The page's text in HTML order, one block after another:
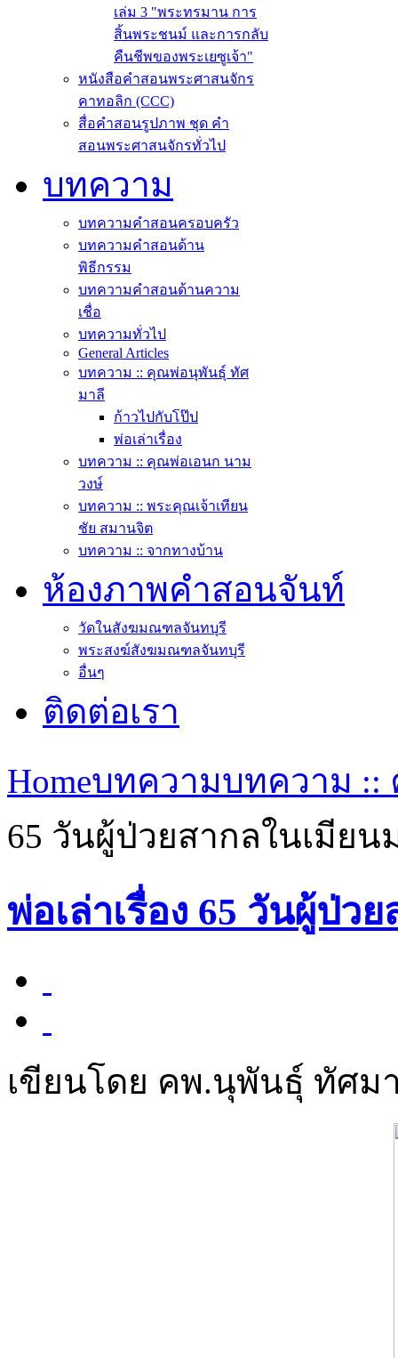
เล่ม 3 "พระทรมาน การ
สิ้นพระชนม์ และการกลับ
คืนชีพของพระเยซูเจ้า"
หนังสือคำสอนพระศาสนจักร
คาทอลิก (CCC)
สื่อคำสอนรูปภาพ ชุด คำ
สอนพระศาสนจักรทั่วไป
บทความ
บทความคำสอนครอบครัว
บทความคำสอนด้าน
พิธีกรรม
บทความคำสอนด้านความ
เชื่อ
บทความทั่วไป
General Articles
บทความ :: คุณพ่อนุพันธุ์ ทัศ
มาลี
ก้าวไปกับโป๊ป
พ่อเล่าเรื่อง
บทความ :: คุณพ่อเอนก นาม
วงษ์
บทความ :: พระคุณเจ้าเทียน
ชัย สมานจิต
บทความ :: จากทางบ้าน
ห้องภาพคำสอนจันท์
วัดในสังฆมณฑลจันทบุรี
พระสงฆ์สังฆมณฑลจันทบุรี
อื่นๆ
ติดต่อเรา
Homeบทความบทความ
65 วันผู้ป่วยสากลในเมียน
พ่อเล่าเรื่อง 65 วันผู้ป่ว
เขียนโดย คพ.นุพันธุ์ ทัศม